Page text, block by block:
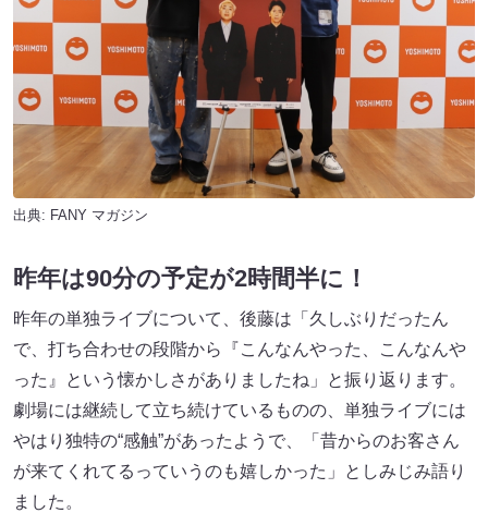
出典: FANY マガジン
昨年は90分の予定が2時間半に！
昨年の単独ライブについて、後藤は「久しぶりだったん
で、打ち合わせの段階から『こんなんやった、こんなんや
った』という懐かしさがありましたね」と振り返ります。
劇場には継続して立ち続けているものの、単独ライブには
やはり独特の“感触”があったようで、「昔からのお客さん
が来てくれてるっていうのも嬉しかった」としみじみ語り
ました。